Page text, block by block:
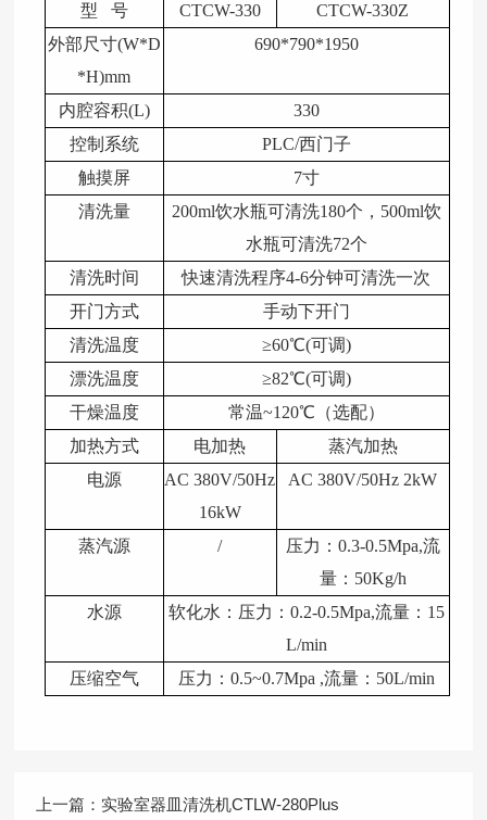
型 号 CTCW-330
CTCW-330Z
外部尺寸(W*D
*H)mm
690*790*1950
内腔容积(L)
330
控制系统
PLC/西门子
触摸屏
7寸
清洗量
200ml饮水瓶可清洗180个，500ml饮
水瓶可清洗72个
清洗时间
快速清洗程序4-6分钟可清洗一次
开门方式
手动下开门
清洗温度
≥60℃(可调)
漂洗温度
≥82℃(可调)
干燥温度
常温~120℃（选配）
加热方式
电加热
蒸汽加热
电源
AC 380V/50Hz
16kW
AC 380V/50Hz 2kW
蒸汽源 /
压力：0.3-0.5Mpa,流
量：50Kg/h
水源
软化水：压力：0.2-0.5Mpa,流量：15
L/min
压缩空气
压力：0.5~0.7Mpa ,流量：50L/min
上一篇： 实验室器皿清洗机CTLW-280Plus